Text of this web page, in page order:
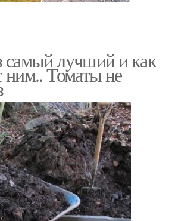
самый лучший и как
ним.. Томаты не